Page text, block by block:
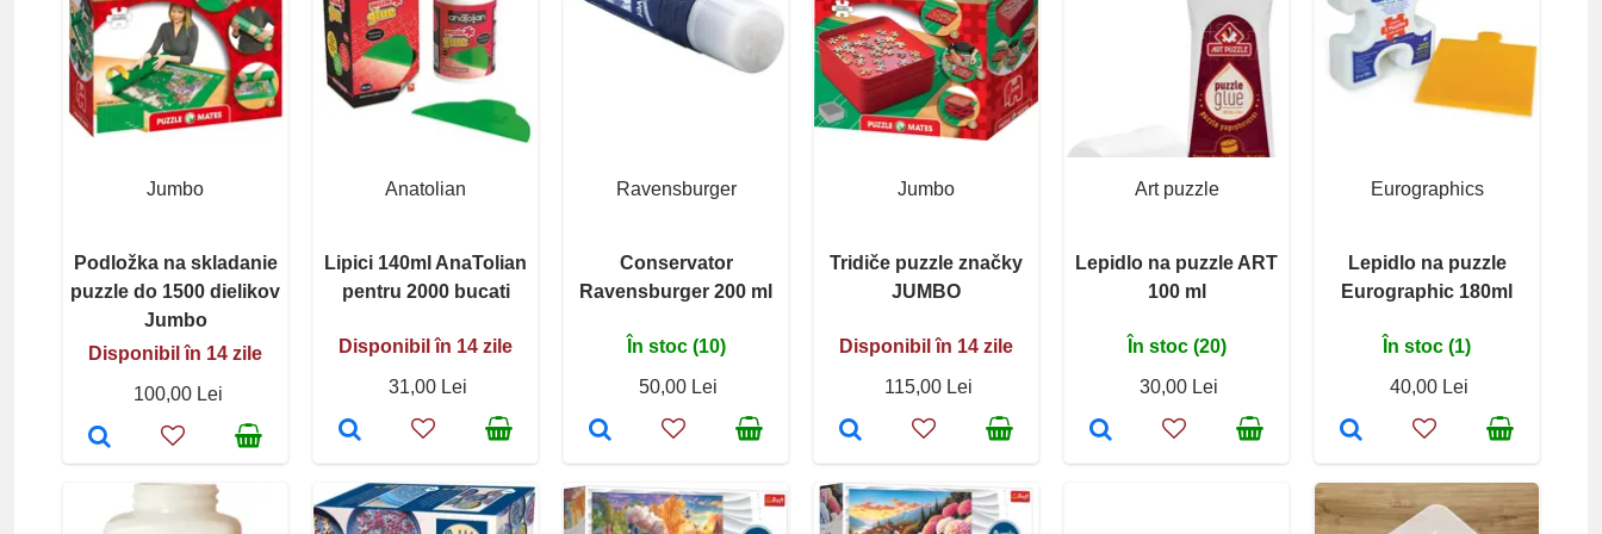
Jumbo
Podložka na skladanie
puzzle do 1500 dielikov
Jumbo
Disponibil în 14 zile
100,00 Lei
Anatolian
Lipici 140ml AnaTolian
pentru 2000 bucati
Disponibil în 14 zile
31,00 Lei
Ravensburger
Conservator
Ravensburger 200 ml
În stoc (10)
50,00 Lei
Jumbo
Tridiče puzzle značky
JUMBO
Disponibil în 14 zile
115,00 Lei
Art puzzle
Lepidlo na puzzle ART
100 ml
În stoc (20)
30,00 Lei
Eurographics
Lepidlo na puzzle
Eurographic 180ml
În stoc (1)
40,00 Lei